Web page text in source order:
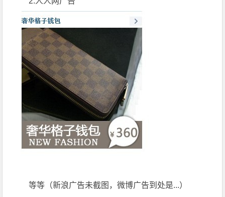
等等（新浪广告未截图，微博广告到处是...）